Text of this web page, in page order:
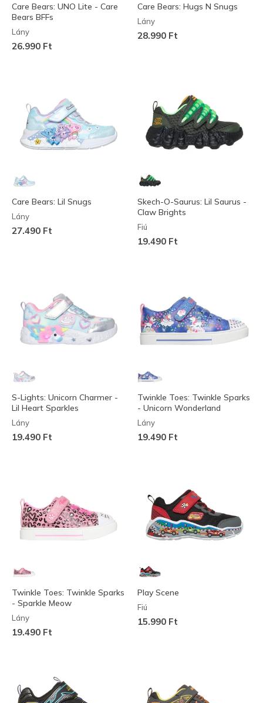
Care Bears: UNO Lite - Care
Bears BFFs
Lány
26.990 Ft
Care Bears: Hugs N Snugs
Lány
28.990 Ft
Care Bears: Lil Snugs
Lány
27.490 Ft
Skech-O-Saurus: Lil Saurus -
Claw Brights
Fiú
19.490 Ft
S-Lights: Unicorn Charmer -
Lil Heart Sparkles
Lány
19.490 Ft
Twinkle Toes: Twinkle Sparks
- Unicorn Wonderland
Lány
19.490 Ft
Twinkle Toes: Twinkle Sparks
- Sparkle Meow
Lány
19.490 Ft
Play Scene
Fiú
15.990 Ft